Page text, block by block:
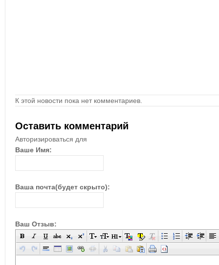
К этой новости пока нет комментариев.
Оставить комментарий
Авторизироваться для
Ваше Имя:
Ваша почта(будет скрыто):
Ваш Отзыв: